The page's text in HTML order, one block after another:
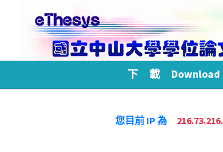
下 載 Download
您目前 IP 為